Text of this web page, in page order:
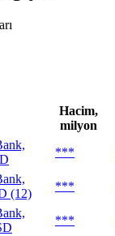
Hacim,
milyon
***
(12)
***
***